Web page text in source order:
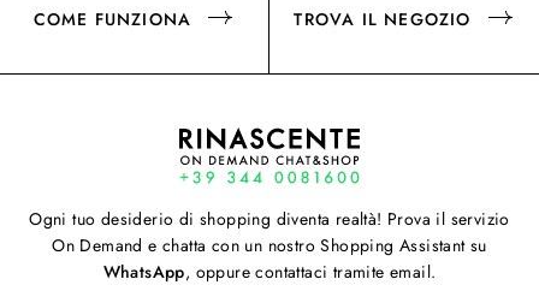
COME FUNZIONA TROVA IL NEGOZIO
Ogni tuo desiderio di shopping diventa realtà! Prova il servizio
On Demand e chatta con un nostro Shopping Assistant su
WhatsApp, oppure contattaci tramite email.